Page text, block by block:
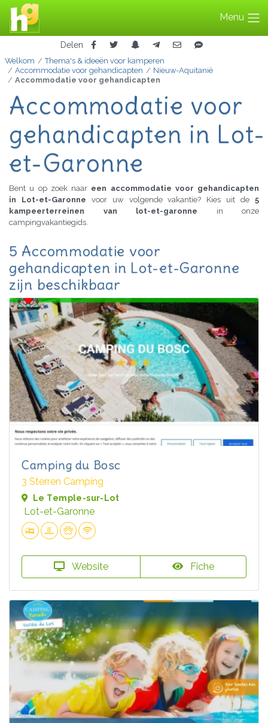
Menu
Delen
Welkom
Thema's & ideeën voor kamperen
Accommodatie voor gehandicapten
Nieuw-Aquitanië
Accommodatie voor gehandicapten
Accommodatie voor
gehandicapten in Lot-
et-Garonne
Bent u op zoek naar een accommodatie voor gehandicapten
in Lot-et-Garonne voor uw volgende vakantie? Kies uit de5
kampeerterreinen van lot-et-garonne in onze
campingvakantiegids.
5 Accommodatie voor
gehandicapten in Lot-et-Garonne
zijn beschikbaar
Camping du Bosc
3 Sterren Camping
Le Temple-sur-Lot
Lot-et-Garonne
Website Fiche